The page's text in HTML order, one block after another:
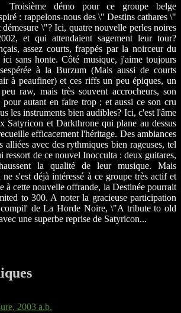
Troisième démo pour ce groupe belge
: rappelons-nous des \" Destins cathares \"
démesure \"? Ici, quatre nouvelle perles noires
et qui attendaient sagement leur tour?
assez courts, frappés par la noirceur du
sans honte. Côté musique, j'aime toujours
à la Burzum (Mais aussi de courts
à peaufiner) et ces riffs un peu épiques, un
raw, mais très souvent accrocheurs, son
pour autant en faire trop ; et aussi ce son cru
les instruments bien audibles? Ici, c'est l'âme
Satyricon et Darkthrone qui plane au dessus
efficacement l'héritage. Des ambiances
alliées avec des rythmiques bien rageuses, tel
ressort de ce nouvel Inocculta : deux guitares,
la qualité de leur musique. Mais
s'est déjà intéressé à ce groupe très actif et
à cette nouvelle offrande, la Destinée pourrait
to 300. A noter la gracieuse participation
de La Horde Noire, \"A tribute to old
une superbe reprise de Satyricon...
2003 a.b.